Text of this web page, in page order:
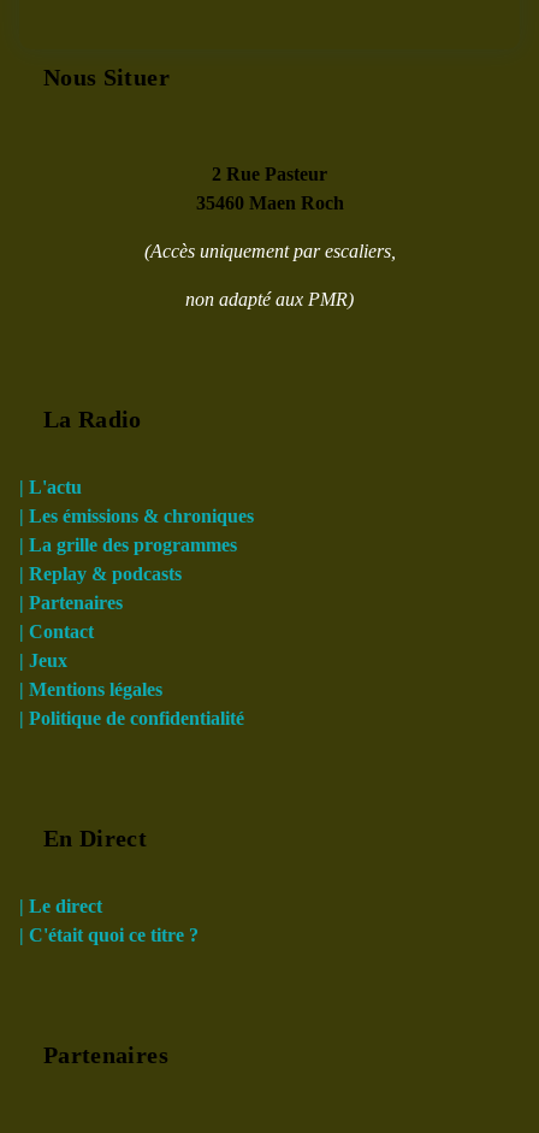
Nous Situer
2 Rue Pasteur
35460 Maen Roch
(Accès uniquement par escaliers,
non adapté aux PMR)
La Radio
| L'actu
| Les émissions & chroniques
| La grille des programmes
| Replay & podcasts
| Partenaires
| Contact
| Jeux
| Mentions légales
| Politique de confidentialité
En Direct
| Le direct
| C'était quoi ce titre ?
Partenaires